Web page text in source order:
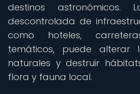
destinos astronómicos.
descontrolada de
como hoteles,
temáticos, puede alterar
naturales y destruir
flora y fauna local.